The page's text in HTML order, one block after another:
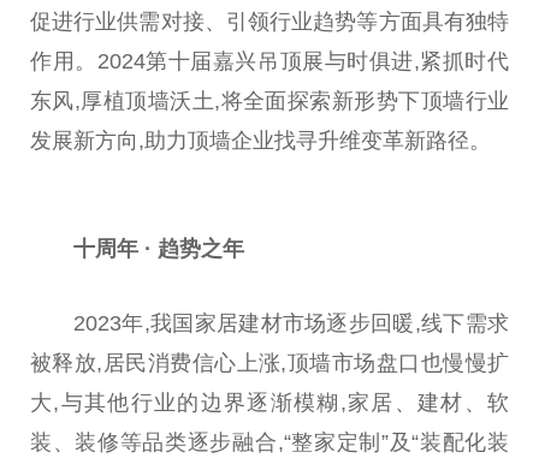
促进行业供需对接、引领行业趋势等方面具有独特
作用。2024第十届嘉兴吊顶展与时俱进,紧抓时代
东风,厚植顶墙沃土,将全面探索新形势下顶墙行业
发展新方向,助力顶墙企业找寻升维变革新路径。
十周年 · 趋势之年
2023年,我国家居建材市场逐步回暖,线下需求
被释放,居民消费信心上涨,顶墙市场盘口也慢慢扩
大,与其他行业的边界逐渐模糊,家居、建材、软
装、装修等品类逐步融合,“整家定制”及“装配化装